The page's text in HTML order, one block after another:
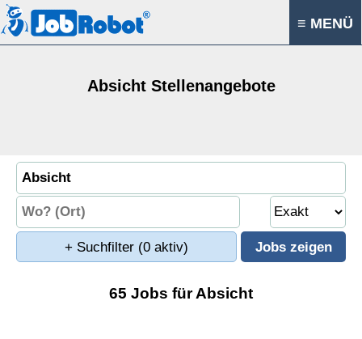
≡ MENÜ
Absicht Stellenangebote
+ Suchfilter (0 aktiv)
65 Jobs für Absicht